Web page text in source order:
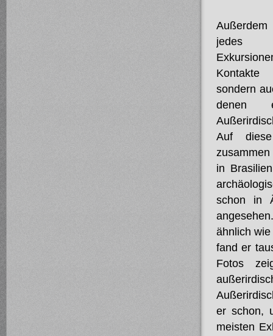
jedes
sondern
denen
Auf
in
schon in
ähnlich
fand er
Fotos
er schon,
meisten